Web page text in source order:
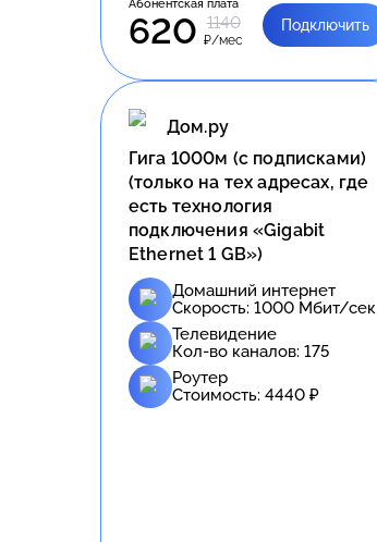
Абонентская плата
620 1140
₽/мес
Подключить
Дом.ру
Гига 1000м (с подписками)
(только на тех адресах, где
есть технология
подключения «Gigabit
Ethernet 1 GB»)
Домашний интернет
Скорость: 1000 Мбит/сек
Телевидение
Кол-во каналов: 175
Роутер
Стоимость: 4440 ₽